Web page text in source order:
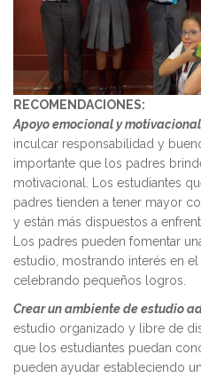
RECOMENDACIONES:
Apoyo emocional y
inculcar responsabilidad y
importante que los padres
motivacional. Los estudiantes
padres tienden a tener mayor
y están más dispuestos a
Los padres pueden fomentar
estudio, mostrando interés en
celebrando pequeños logros.
Crear un ambiente de estudio
estudio organizado y libre de
que los estudiantes puedan
pueden ayudar estableciendo